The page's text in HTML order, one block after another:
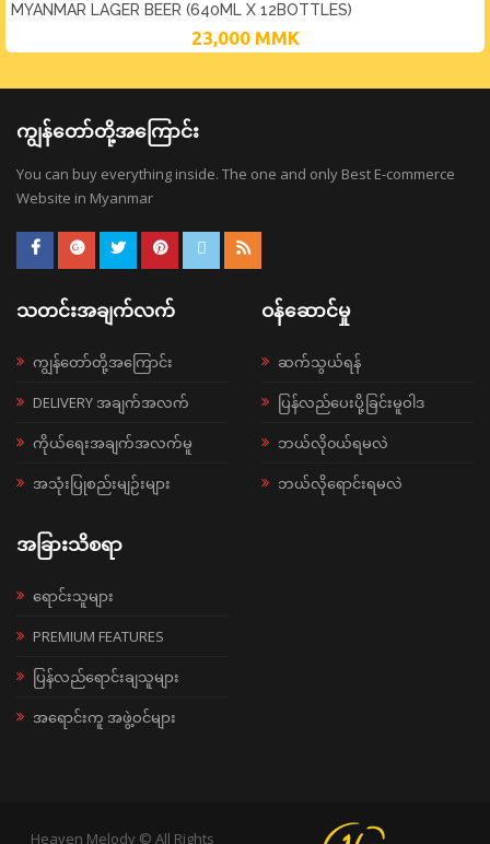
MYANMAR LAGER BEER (640ML X 12BOTTLES)
23,000 MMK
ကျွန်တော်တို့အကြောင်း
You can buy everything inside. The one and only Best E-commerce
Website in Myanmar
သတင်းအချက်လက်
ကျွန်တော်တို့အကြောင်း
DELIVERY အချက်အလက်
ကိုယ်ရေးအချက်အလက်မူ
အသုံးပြုစည်းမျဉ်းများ
ဝန်ဆောင်မှု
ဆက်သွယ်ရန်
ပြန်လည်ပေးပို့ခြင်းမူဝါဒ
ဘယ်လို၀ယ်ရမလဲ
ဘယ်လိုရောင်းရမလဲ
အခြားသိစရာ
ရောင်းသူများ
PREMIUM FEATURES
ပြန်လည်ရောင်းချသူများ
အရောင်းကူ အဖွဲ့ဝင်များ
Heaven Melody © All Rights